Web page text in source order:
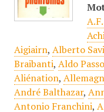
Aigiairn, Alberto
Braibanti, Aldo
Aliénation,
André Balthazar,
Antonio Franchini,